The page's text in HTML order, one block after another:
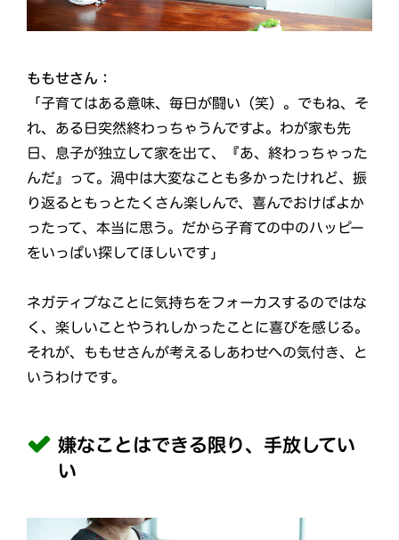
ももせさん：
「子育てはある意味、毎日が闘い（笑）。でもね、そ
れ、ある日突然終わっちゃうんですよ。わが家も先
日、息子が独立して家を出て、『あ、終わっちゃった
んだ』って。渦中は大変なことも多かったけれど、振
り返るともっとたくさん楽しんで、喜んでおけばよか
ったって、本当に思う。だから子育ての中のハッピー
をいっぱい探してほしいです」
ネガティブなことに気持ちをフォーカスするのではな
く、楽しいことやうれしかったことに喜びを感じる。
それが、ももせさんが考えるしあわせへの気付き、と
いうわけです。
嫌なことはできる限り、手放してい
い